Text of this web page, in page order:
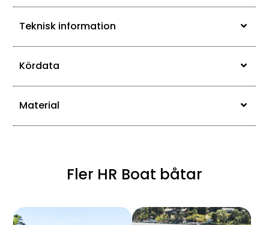
Teknisk information
Kördata
Material
Fler HR Boat båtar